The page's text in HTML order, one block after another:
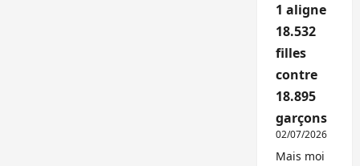
1 aligne
18.532
filles
contre
18.895
garçons
02/07/2026
Mais moi